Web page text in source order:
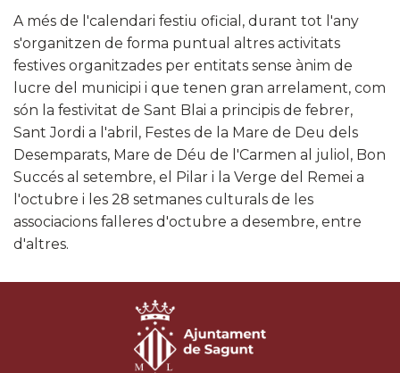
A més de l'calendari festiu oficial, durant tot l'any
s'organitzen de forma puntual altres activitats
festives organitzades per entitats sense ànim de
lucre del municipi i que tenen gran arrelament, com
són la festivitat de Sant Blai a principis de febrer,
Sant Jordi a l'abril, Festes de la Mare de Deu dels
Desemparats, Mare de Déu de l'Carmen al juliol, Bon
Succés al setembre, el Pilar i la Verge del Remei a
l'octubre i les 28 setmanes culturals de les
associacions falleres d'octubre a desembre, entre
d'altres.